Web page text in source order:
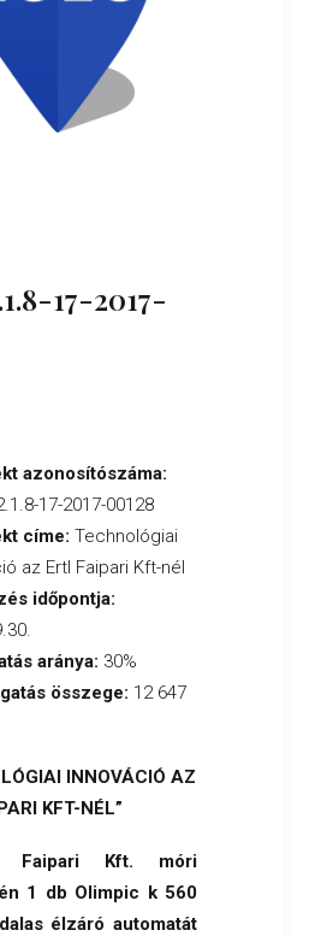
17-2017-
azonosítószáma:
17-2017-00128
címe: Technológiai
az Ertl Faipari Kft-nél
időpontja:
aránya: 30%
összege: 12 647
INNOVÁCIÓ AZ
KFT-NÉL”
Faipari Kft. móri
1 db Olimpic k 560
élzáró automatát